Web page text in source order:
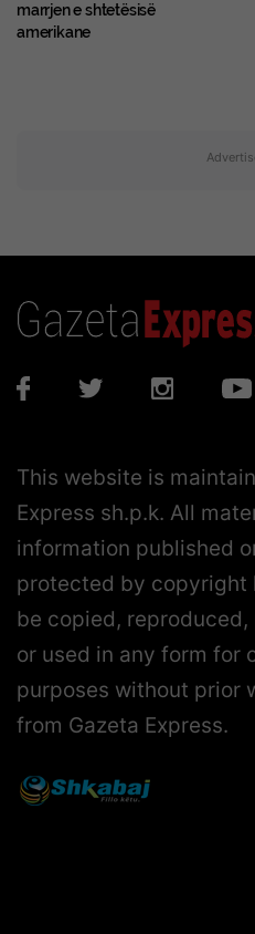
marrjen e shtetësisë
amerikane
This website is
Express sh.p.k. All
information published
protected by copyright
be copied,
or used in any form for
purposes without prior
from Gazeta Express.